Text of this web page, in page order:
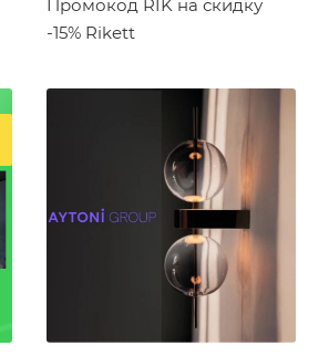
Промокод RIK на скидку
-15% Rikett